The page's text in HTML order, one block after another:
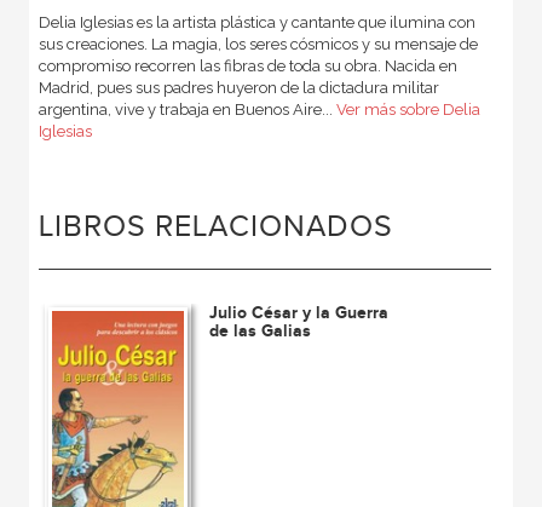
Delia Iglesias es la artista plástica y cantante que ilumina con
sus creaciones. La magia, los seres cósmicos y su mensaje de
compromiso recorren las fibras de toda su obra. Nacida en
Madrid, pues sus padres huyeron de la dictadura militar
argentina, vive y trabaja en Buenos Aire... Ver más sobre Delia
Iglesias
LIBROS RELACIONADOS
Julio César y la Guerra
de las Galias